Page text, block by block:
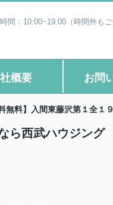
間：10:00~19:00（時間外も
概要 お問
料無料】入間東藤沢第１全
ら西武ハウジング